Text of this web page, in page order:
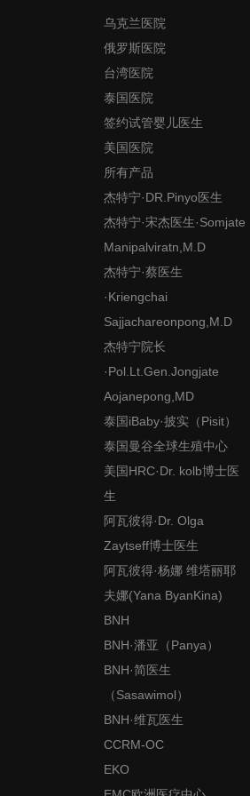
乌克兰医院
俄罗斯医院
台湾医院
泰国医院
签约试管婴儿医生
美国医院
所有产品
杰特宁·DR.Pinyo医生
杰特宁·宋杰医生·Somjate
Manipalviratn,M.D
杰特宁·蔡医生
·Kriengchai
Sajjachareonpong,M.D
杰特宁院长
·Pol.Lt.Gen.Jongjate
Aojanepong,MD
泰国iBaby·披实（Pisit）
泰国曼谷全球生殖中心
美国HRC·Dr. kolb博士医
生
阿瓦彼得·Dr. Olga
Zaytseff博士医生
阿瓦彼得·杨娜 维塔丽耶
夫娜(Yana ByanKina)
BNH
BNH·潘亚（Panya）
BNH·简医生
（Sasawimol）
BNH·维瓦医生
CCRM-OC
EKO